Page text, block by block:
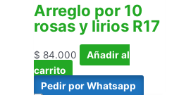
Arreglo por 10
rosas y lirios R17
$ 84.000
Añadir al
carrito
Pedir por Whatsapp